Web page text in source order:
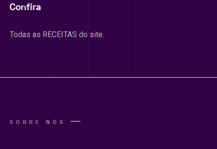
Confira
Todas as RECEITAS do site.
SOBRE NÓS